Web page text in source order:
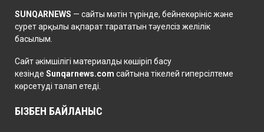
SUNQARNEWS — сайты мәтін түрінде, бейнекөрініс және
сурет арқылы ақпарат тарататын тәуелсіз желілік
басылым.
Сайт әкімшілігі материалды көшіріп басу
кезінде Sunqarnews.com сайтына тікелей гиперсілтеме
көрсетуді талап етеді.
БІЗБЕН БАЙЛАНЫС